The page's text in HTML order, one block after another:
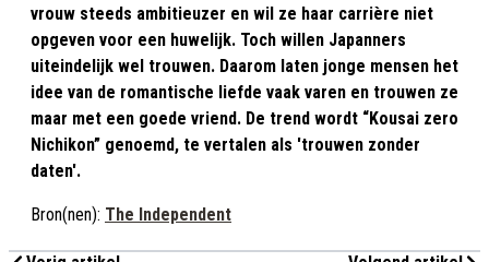
vrouw steeds ambitieuzer en wil ze haar carrière niet
opgeven voor een huwelijk. Toch willen Japanners
uiteindelijk wel trouwen. Daarom laten jonge mensen het
idee van de romantische liefde vaak varen en trouwen ze
maar met een goede vriend. De trend wordt “Kousai zero
Nichikon” genoemd, te vertalen als 'trouwen zonder
daten'.
Bron(nen): The Independent